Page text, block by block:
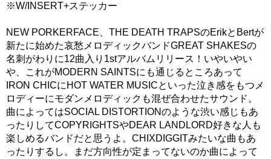
※W/INSERT+ステッカー
NEW PORKERFACE、THE DEATH TRAPSのErikとBertが
新たに始めた哀愁メロディックバンドGREAT SHAKESの
名刺がわりに12曲入り1stアルバムリリース！いやいやい
や、これがMODERN SAINTSにも通じるところあって
IRON CHICにHOT WATER MUSICといった泣き感をもつメ
ロディーにモダンメロディックも混ぜ合わせたサウンド。
曲によってはSOCIAL DISTORTIONのような渋い感じもあ
ったりしてCOPYRIGHTSやDEAR LANDLORD好きな人も
楽しめるバンドだと思うよ。CHIXDIGGITみたいな曲もあ
ったりするし。まだ方向性が定まってないのか曲によって